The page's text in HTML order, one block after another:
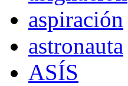
aspiración
astronauta
ASÍS